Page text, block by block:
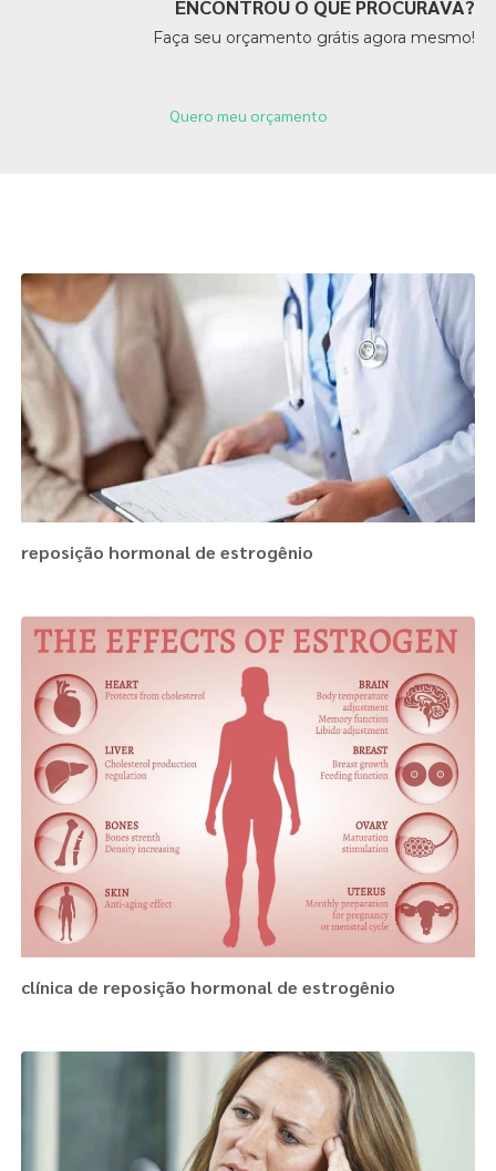
ENCONTROU O QUE PROCURAVA?
Faça seu orçamento grátis agora mesmo!
Quero meu orçamento
reposição hormonal de estrogênio
clínica de reposição hormonal de estrogênio